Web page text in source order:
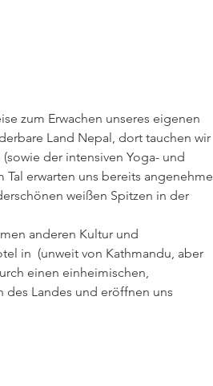
zum Erwachen unseres eigenen
Land Nepal, dort tauchen wir
der intensiven Yoga- und
Tal erwarten uns bereits angenehme
weißen Spitzen in der
anderen Kultur und
in (unweit von Kathmandu, aber
einen einheimischen,
Landes und eröffnen uns